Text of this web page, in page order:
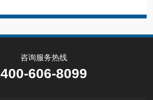
咨询服务热线
400-606-8099